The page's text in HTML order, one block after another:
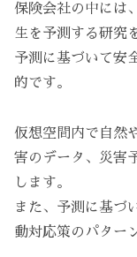
保険会社の中には
生を予測する研究
予測に基づいて安
的です。
仮想空間内で自然
害のデータ、災害
します。
また、予測に基づ
動対応策のパター